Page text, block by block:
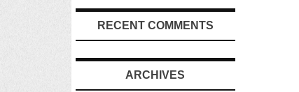
RECENT COMMENTS
ARCHIVES